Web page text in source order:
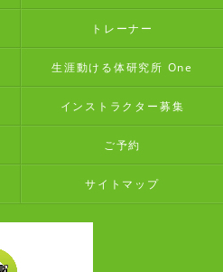
トレーナー
生涯動ける体研究所 One
インストラクター募集
ご予約
サイトマップ